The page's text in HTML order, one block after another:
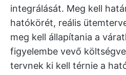
integrálását. Meg kell
hatókörét, reális
meg kell állapítania a
figyelembe vevő
tervnek ki kell térnie a